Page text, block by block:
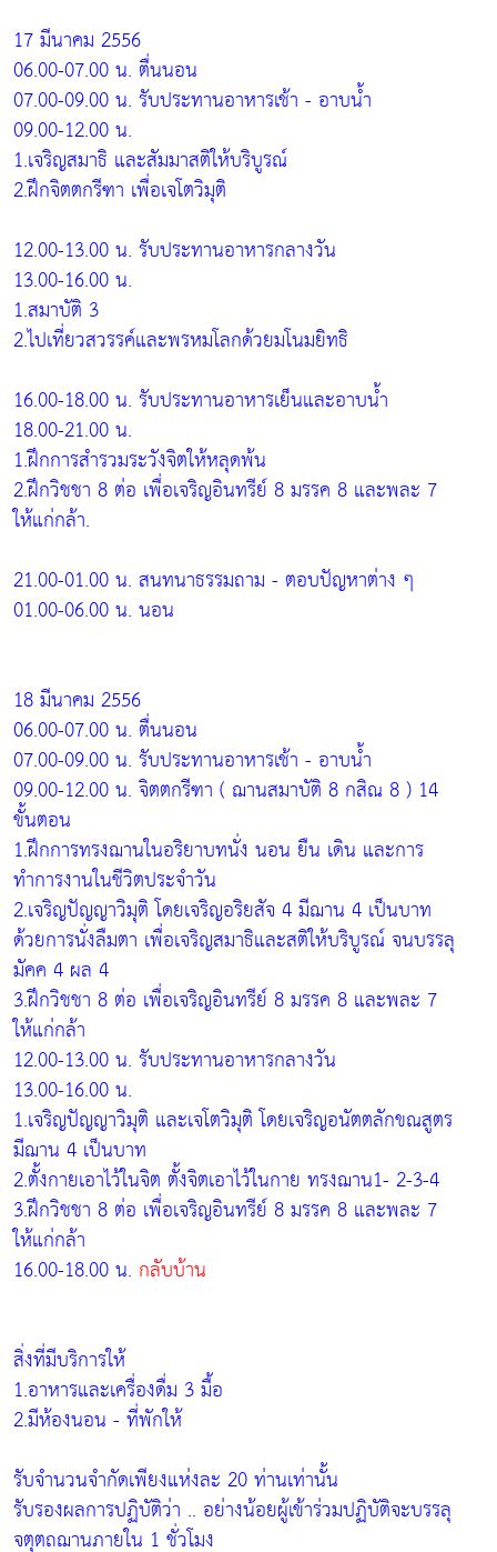
17 มีนาคม 2556
06.00-07.00 น. ตื่นนอน
07.00-09.00 น. รับประทานอาหารเช้า - อาบน้ำ
09.00-12.00 น.
1.เจริญสมาธิ และสัมมาสติให้บริบูรณ์
2.ฝึกจิตตกรีฑา เพื่อเจโตวิมุติ
12.00-13.00 น. รับประทานอาหารกลางวัน
13.00-16.00 น.
1.สมาบัติ 3
2.ไปเที่ยวสวรรค์และพรหมโลกด้วยมโนมยิทธิ
16.00-18.00 น. รับประทานอาหารเย็นและอาบน้ำ
18.00-21.00 น.
1.ฝึกการสำรวมระวังจิตให้หลุดพ้น
2.ฝึกวิชชา 8 ต่อ เพื่อเจริญอินทรีย์ 8 มรรค 8 และพละ 7
ให้แก่กล้า.
21.00-01.00 น. สนทนาธรรมถาม - ตอบปัญหาต่าง ๆ
01.00-06.00 น. นอน
18 มีนาคม 2556
06.00-07.00 น. ตื่นนอน
07.00-09.00 น. รับประทานอาหารเช้า - อาบน้ำ
09.00-12.00 น. จิตตกรีฑา ( ฌานสมาบัติ 8 กสิณ 8 ) 14
ขั้นตอน
1.ฝึกการทรงฌานในอริยาบทนั่ง นอน ยืน เดิน และการ
ทำการงานในชีวิตประจำวัน
2.เจริญปัญญาวิมุติ โดยเจริญอริยสัจ 4 มีฌาน 4 เป็นบาท
ด้วยการนั่งลืมตา เพื่อเจริญสมาธิและสติให้บริบูรณ์ จนบรรลุ
มัคค 4 ผล 4
3.ฝึกวิชชา 8 ต่อ เพื่อเจริญอินทรีย์ 8 มรรค 8 และพละ 7
ให้แก่กล้า
12.00-13.00 น. รับประทานอาหารกลางวัน
13.00-16.00 น.
1.เจริญปัญญาวิมุติ และเจโตวิมุติ โดยเจริญอนัตตลักขณสูตร
มีฌาน 4 เป็นบาท
2.ตั้งกายเอาไว้ในจิต ตั้งจิตเอาไว้ในกาย ทรงฌาน1- 2-3-4
3.ฝึกวิชชา 8 ต่อ เพื่อเจริญอินทรีย์ 8 มรรค 8 และพละ 7
ให้แก่กล้า
16.00-18.00 น. กลับบ้าน
สิ่งที่มีบริการให้
1.อาหารและเครื่องดื่ม 3 มื้อ
2.มีห้องนอน - ที่พักให้
รับจำนวนจำกัดเพียงแห่งละ 20 ท่านเท่านั้น
รับรองผลการปฏิบัติว่า .. อย่างน้อยผู้เข้าร่วมปฏิบัติจะบรรลุ
จตุตถฌานภายใน 1 ชั่วโมง